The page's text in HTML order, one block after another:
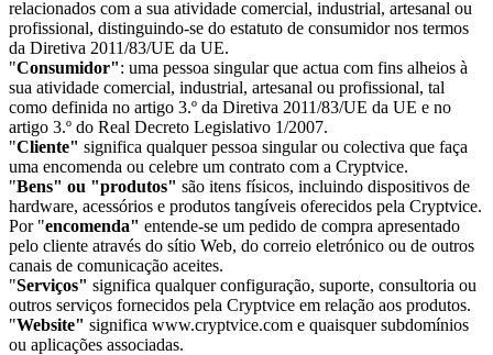
relacionados com a sua atividade comercial, industrial, artesanal ou
profissional, distinguindo-se do estatuto de consumidor nos termos
da Diretiva 2011/83/UE da UE.
"Consumidor": uma pessoa singular que actua com fins alheios à
sua atividade comercial, industrial, artesanal ou profissional, tal
como definida no artigo 3.º da Diretiva 2011/83/UE da UE e no
artigo 3.º do Real Decreto Legislativo 1/2007.
"Cliente" significa qualquer pessoa singular ou colectiva que faça
uma encomenda ou celebre um contrato com a Cryptvice.
"Bens" ou "produtos" são itens físicos, incluindo dispositivos de
hardware, acessórios e produtos tangíveis oferecidos pela Cryptvice.
Por "encomenda" entende-se um pedido de compra apresentado
pelo cliente através do sítio Web, do correio eletrónico ou de outros
canais de comunicação aceites.
"Serviços" significa qualquer configuração, suporte, consultoria ou
outros serviços fornecidos pela Cryptvice em relação aos produtos.
"Website" significa www.cryptvice.com e quaisquer subdomínios
ou aplicações associadas.